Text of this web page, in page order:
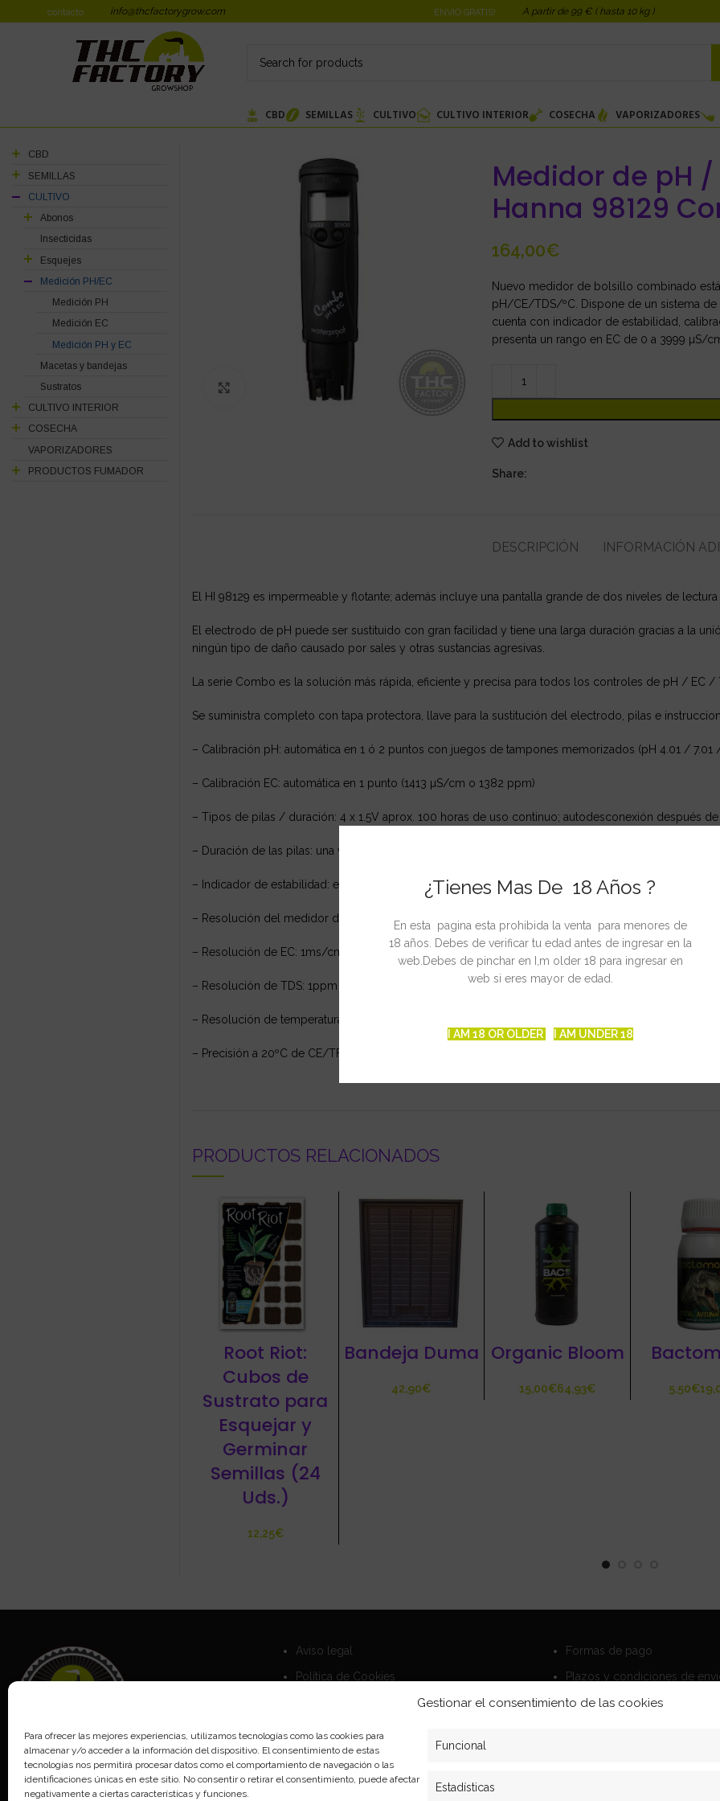
¿Tienes Mas De 18 Años ?
En esta pagina esta prohibida la venta para menores de
18 años. Debes de verificar tu edad antes de ingresar en la
web.Debes de pinchar en I,m older 18 para ingresar en
web si eres mayor de edad.
I AM 18 OR OLDER I AM UNDER 18
Gestionar el consentimiento de las cookies
Para ofrecer las mejores experiencias, utilizamos tecnologías como las cookies para
almacenar y/o acceder a la información del dispositivo. El consentimiento de estas
tecnologías nos permitirá procesar datos como el comportamiento de navegación o las
identificaciones únicas en este sitio. No consentir o retirar el consentimiento, puede afectar
negativamente a ciertas características y funciones.
Funcional
Estadísticas
contacto info@thcfactorygrow.com ENVIO GRATIS! A partir de 99 € ( hasta 10 kg )
CBD SEMILLAS CULTIVO CULTIVO INTERIOR COSECHA VAPORIZADORES
Click to enlarge
Medidor de pH
Hanna 98129
€
Nuevo medidor de bolsillo combinado
pH/CE/TDS/ºC. Dispone de un sistema
cuenta con indicador de estabilidad,
presenta un rango en EC de 0 a 3999 µS/
Add to wishlist
Share:
DESCRIPCIÓN INFORMACIÓN
El HI 98129 es impermeable y flotante; además incluye una pantalla grande de dos niveles de
El electrodo de pH puede ser sustituido con gran facilidad y tiene una larga duración gracias a la
ningún tipo de daño causado por sales y otras sustancias agresivas.
La serie Combo es la solución más rápida, eficiente y precisa para todos los controles de pH / EC /
Se suministra completo con tapa protectora, llave para la sustitución del electrodo, pilas e
– Calibración pH: automática en 1 ó 2 puntos con juegos de tampones memorizados (pH 4.01 /
– Calibración EC: automática en 1 punto (1413 µS/cm o 1382 ppm)
– Tipos de pilas / duración: 4 x 1.5V aprox. 100 horas de uso continuo; autodesconexión después de
– Duración de las pilas: una vez encendido se visualiza en la pantalla el nivel restante de vida de las
– Indicador de estabilidad: el símbolo ATC indica que la compensación de temperatura está activada
– Resolución del medidor de Ph: 0.01pH
– Resolución de EC: 1ms/cm
– Resolución de TDS: 1ppm
– Resolución de temperatura: 0.1ºC / 0.1ºF, la precisión a 20ºC de pH es de – 0.05 pH
– Precisión a 20ºC de CE/TFD: -2% F.R, la precisión a 20ºC de temperatura es de -0.5ºC / -1ºF
PRODUCTOS RELACIONADOS
Root Riot:
Cubos de
Sustrato para
Esquejar y
Germinar
Semillas (24
Uds.)
€
Bandeja Duma
€
Organic Bloom
€ € €
CBD
SEMILLAS
CULTIVO
Abonos
Insecticidas
Esquejes
Medición PH/EC
Medición PH
Medición EC
Medición PH y EC
Macetas y bandejas
Sustratos
CULTIVO INTERIOR
COSECHA
VAPORIZADORES
PRODUCTOS FUMADOR
Aviso legal
Política de Cookies
Formas de pago
Plazos y condiciones de
Politica de devoluciones